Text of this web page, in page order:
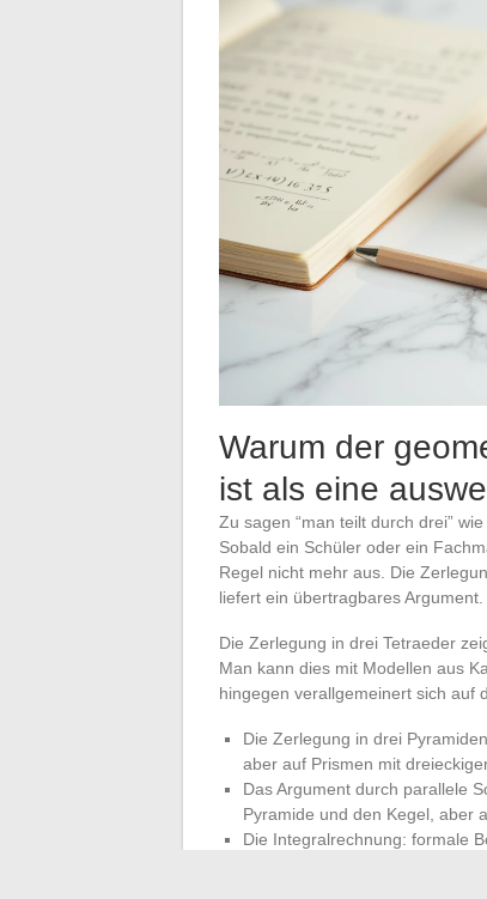
Warum der
ist als eine
Zu sagen “man teilt durch drei”
Sobald ein Schüler oder ein
Regel nicht mehr aus. Die
liefert ein übertragbares Argument.
Die Zerlegung in drei Tetraeder
Man kann dies mit Modellen aus
hingegen verallgemeinert sich auf
Die Zerlegung in drei
aber auf Prismen mit
Das Argument durch parallele
Pyramide und den Kegel, aber
Die Integralrechnung: formale